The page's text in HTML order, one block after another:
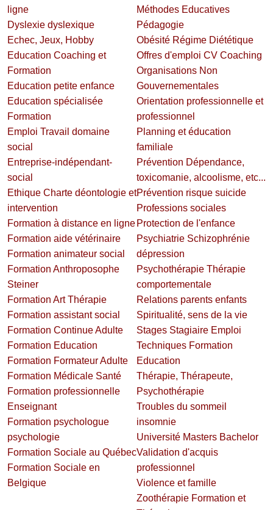
ligne
Dyslexie dyslexique
Echec, Jeux, Hobby
Education Coaching et
Formation
Education petite enfance
Education spécialisée
Formation
Emploi Travail domaine
social
Entreprise-indépendant-
social
Ethique Charte déontologie et
intervention
Formation à distance en ligne
Formation aide vétérinaire
Formation animateur social
Formation Anthroposophe
Steiner
Formation Art Thérapie
Formation assistant social
Formation Continue Adulte
Formation Education
Formation Formateur Adulte
Formation Médicale Santé
Formation professionnelle
Enseignant
Formation psychologue
psychologie
Formation Sociale au Québec
Formation Sociale en
Belgique
Méthodes Educatives
Pédagogie
Obésité Régime Diététique
Offres d'emploi CV Coaching
Organisations Non
Gouvernementales
Orientation professionnelle et
professionnel
Planning et éducation
familiale
Prévention Dépendance,
toxicomanie, alcoolisme, etc...
Prévention risque suicide
Professions sociales
Protection de l'enfance
Psychiatrie Schizophrénie
dépression
Psychothérapie Thérapie
comportementale
Relations parents enfants
Spiritualité, sens de la vie
Stages Stagiaire Emploi
Techniques Formation
Education
Thérapie, Thérapeute,
Psychothérapie
Troubles du sommeil
insomnie
Université Masters Bachelor
Validation d'acquis
professionnel
Violence et famille
Zoothérapie Formation et